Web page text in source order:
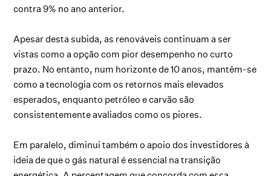
contra 9% no ano anterior.
Apesar desta subida, as renováveis continuam a ser
vistas como a opção com pior desempenho no curto
prazo. No entanto, num horizonte de 10 anos, mantêm-se
como a tecnologia com os retornos mais elevados
esperados, enquanto petróleo e carvão são
consistentemente avaliados como os piores.
Em paralelo, diminui também o apoio dos investidores à
ideia de que o gás natural é essencial na transição